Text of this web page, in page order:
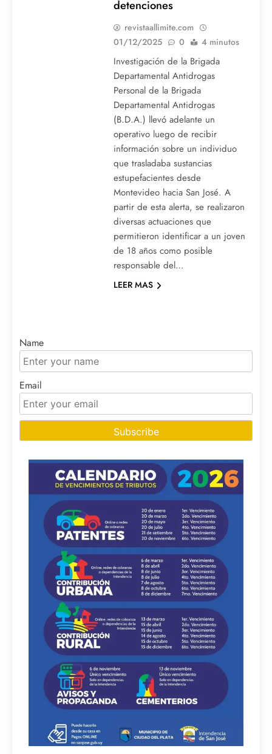
detenciones
revistaallimite.com
01/12/2025
0 4 minutos
Investigación de la Brigada
Departamental Antidrogas
Personal de la Brigada
Departamental Antidrogas
(B.D.A.) llevó adelante un
operativo luego de recibir
información sobre un individuo
que trasladaba sustancias
estupefacientes desde
Montevideo hacia San José. A
partir de esta alerta, se realizaron
diversas actuaciones que
permitieron identificar a un joven
de 18 años como posible
responsable del…
LEER MAS
Name
Email